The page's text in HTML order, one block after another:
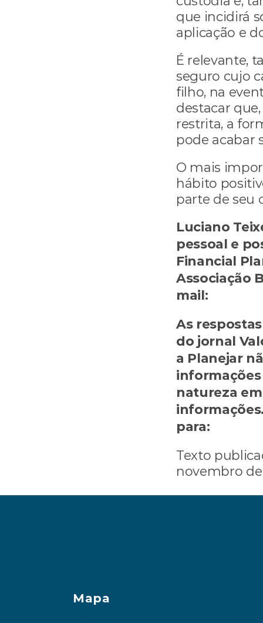
que incidirá
aplicação e
É relevante,
seguro cujo
filho, na
destacar
restrita, a
pode acabar
O mais
hábito
parte de seu
Luciano
pessoal e
Financial
Associação
mail:
As
do jornal
a Planejar
natureza
para:
Texto
novembro de
Mapa